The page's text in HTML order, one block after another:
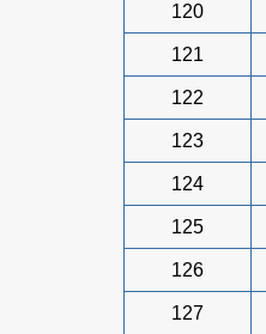
120
121
122
123
124
125
126
127